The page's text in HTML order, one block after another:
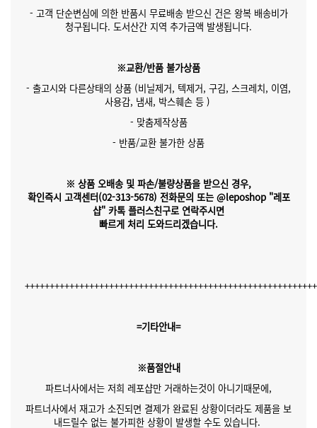
- 고객 단순변심에 의한 반품시 무료배송 받으신 건은 왕복 배송비가
청구됩니다. 도서산간 지역 추가금액 발생됩니다.
※교환/반품 불가상품
- 출고시와 다른상태의 상품 (비닐제거, 텍제거, 구김, 스크레치, 이염,
사용감, 냄새, 박스훼손 등 )
- 맞춤제작상품
- 반품/교환 불가한 상품
※ 상품 오배송 및 파손/불량상품을 받으신 경우,
확인즉시 고객센터(02-313-5678) 전화문의 또는 @leposhop "레포
샵" 카톡 플러스친구로 연락주시면
빠르게 처리 도와드리겠습니다.
=기타안내=
※품절안내
파트너사에서는 저희 레포샵만 거래하는것이 아니기때문에,
파트너사에서 재고가 소진되면 결제가 완료된 상황이더라도 제품을 보
내드릴수 없는 불가피한 상황이 발생할 수도 있습니다.